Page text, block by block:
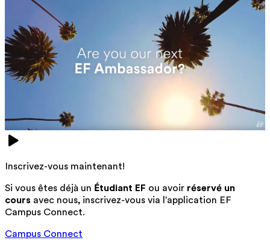
Inscrivez-vous maintenant!
Si vous êtes déjà un Étudiant EF ou avoir réservé un
cours avec nous, inscrivez-vous via l'application EF
Campus Connect.
Campus Connect